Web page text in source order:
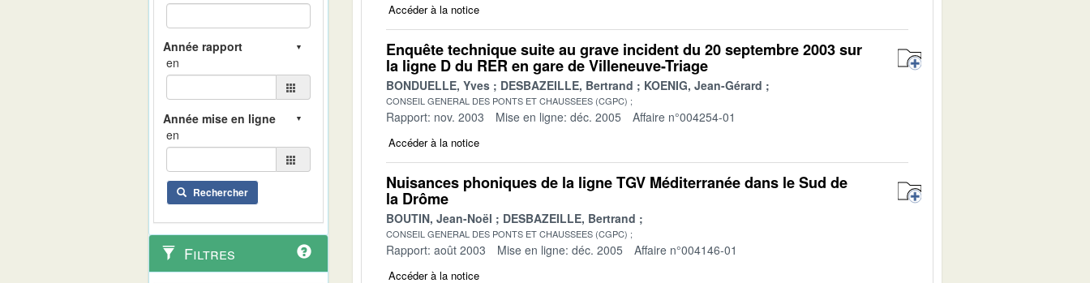
en
en
Rechercher
Filtres
Accéder à la notice
Enquête technique suite au grave incident du 20 septembre 2003 sur
la ligne D du RER en gare de Villeneuve-Triage
BONDUELLE, Yves DESBAZEILLE, Bertrand KOENIG, Jean-Gérard
CONSEIL GENERAL DES PONTS ET CHAUSSEES (CGPC)
Rapport: nov. 2003 Mise en ligne: déc. 2005 Affaire n°004254-01
Accéder à la notice
Nuisances phoniques de la ligne TGV Méditerranée dans le Sud de
la Drôme
BOUTIN, Jean-Noël DESBAZEILLE, Bertrand
CONSEIL GENERAL DES PONTS ET CHAUSSEES (CGPC)
Rapport: août 2003 Mise en ligne: déc. 2005 Affaire n°004146-01
Accéder à la notice